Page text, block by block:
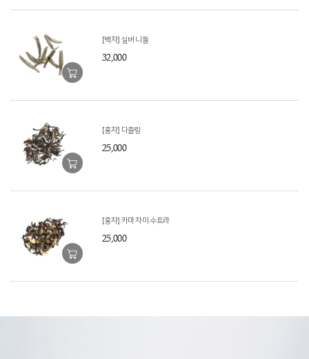
[백차] 실버 니들
32,000
[홍차] 다즐링
25,000
[홍차] 카마 차이 수트라
25,000